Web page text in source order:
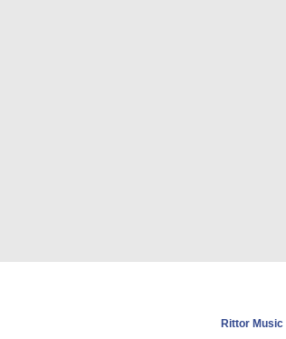
Rittor Music